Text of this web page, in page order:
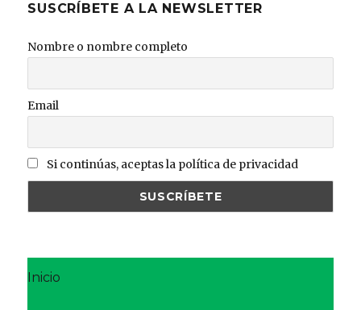
SUSCRÍBETE A LA NEWSLETTER
Nombre o nombre completo
Email
Si continúas, aceptas la política de privacidad
Inicio